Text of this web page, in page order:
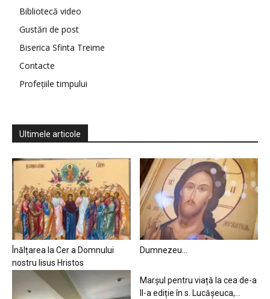
Bibliotecă video
Gustări de post
Biserica Sfinta Treime
Contacte
Profețiile timpului
Ultimele articole
Înălțarea la Cer a Domnului
nostru Iisus Hristos
Dumnezeu…
Marșul pentru viață la cea de-a
II-a ediție în s. Lucășeuca,...